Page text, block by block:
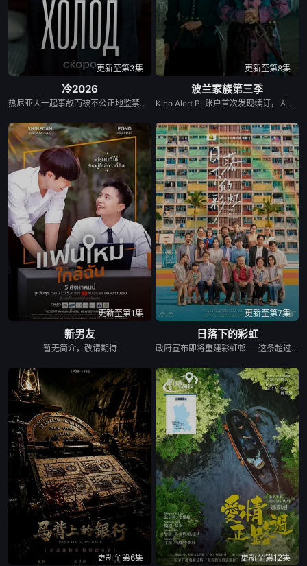
更新至第3集
冷2026
热尼亚因一起事故而被不公正地监禁，她的丈夫和6岁的女儿在事故中死亡。这起事故的真正罪魁祸首是富家子弟，他们强大的父母“帮助”法院做出了“正确”的决定。在监狱里，热尼亚意外地拯救了一个有影响力的囚犯————亚娜，因为谋杀而服刑的女囚。出于感激，她教热尼亚如何变得更加强大，并帮助她越狱。重获自由后，热尼亚从雅娜那里获得了大笔财富，由此对那些曾经的敌人展开了正义的复仇……
更新至第8集
波兰家族第三季
Kino Alert PL账户首次发现续订，因为他们注意到该系列已向波兰电影学院（Polski Institut Sztuki Filmowej）申请了当地资金，要求获得超过200万美元（770万波兰兹罗提）的资金，并获得了批准。Netflix于4月2日正式确认了这一消息，并在社交媒体上发布了一篇帖子，确认续订第三季，并表示该剧将于2026年上映。
更新至第1集
新男友
暂无简介，敬请期待
更新至第7集
日落下的彩虹
政府宣布即将重建彩虹邨──这条超过60年的名牌屋邨，满载香港情怀，是几代人的成长与回忆。 剧集以七个发生在彩虹之下、细腻动人的小故事，编写各种情感与遗憾，建构香港人的屋邨情怀，当中由不同人物串连不同故事，阡陌交错，并在当中穿插彩虹邨进入倒数的命运，引发现实共鸣。 七个故事包括了亲情、友情、爱情、甚至奇情： （一）彩虹邨的上海理发厅金牌夫妻档，决心面对恩爱背后藏着而难以启齿的秘密； （二）由母亲一手带大的区家三姐弟，因积聚多年的心结而搞出搬迁前的分⼾风波； （三）由小玩到大的彩虹三姊妹淘因为成长而各走各路； （四）离开彩虹邨多年的男生重遇面目全非的初恋女生，两日在人生低谷中寻回彼此初心； （五）屋邨中女恋上国外大厨，但无论是彩虹邨还是关系，都有敌不过的限期； （六）一对由1962年彩虹邨落成便认识的好兄弟，看着一代代人离开，到现在，他们也要面对儿女移民的抉择；以及 （七）一对怨恨极深的父子情，如何在彩虹邨清拆前、在父亲生命最后的限期内，重拾和面对彼此关系⋯⋯ 彩虹邨有期限，人与人的关系也有期限，但因为有了期限，我们才更加珍惜；地方会改变，但当中的人情却永留心中。
更新至第6集 更新至第12集